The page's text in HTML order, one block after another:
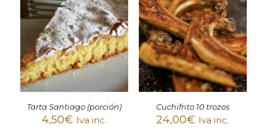
Tarta Santiago (porción)
4,50€ Iva inc.
Cuchifrito 10 trozos
24,00€ Iva inc.